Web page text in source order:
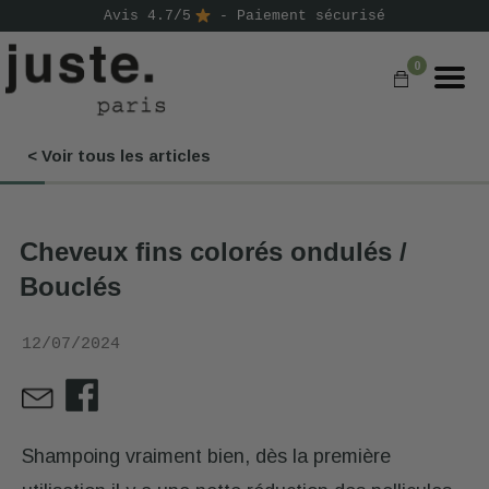
Avis 4.7/5 - Paiement sécurisé
0
< Voir tous les articles
Cheveux fins colorés ondulés /
Bouclés
12/07/2024
Shampoing vraiment bien, dès la première
COMMANDER
NOS GAMMES
D'ESSAI
⭐